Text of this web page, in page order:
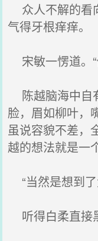
众人不解的看
气得牙根痒痒。
宋敏一愣道。
陈越脑海中自
脸，眉如柳叶，
虽说容貌不差，
越的想法就是一
“当然是想到
听得白柔直接